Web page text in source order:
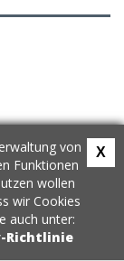
von
Funktionen
wollen
wir Cookies
auch unter:
Richtlinie
X